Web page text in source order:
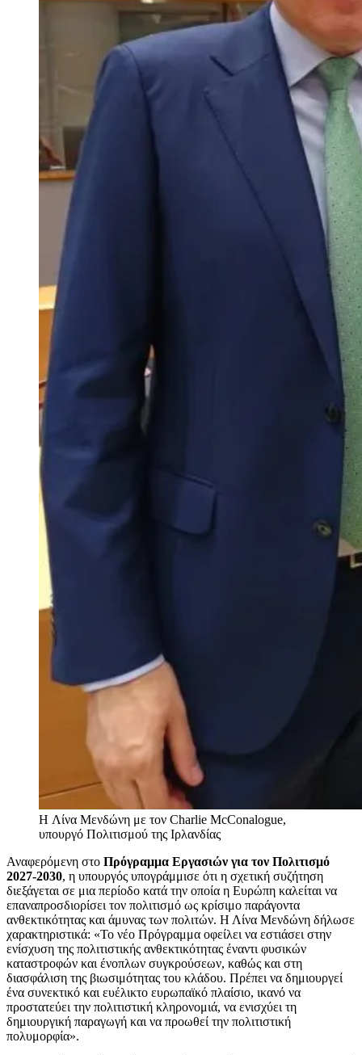
H Λίνα Μενδώνη με τον Charlie McConalogue,
υπουργό Πολιτισμού της Ιρλανδίας
Αναφερόμενη στο Πρόγραμμα Εργασιών για τον Πολιτισμό
2027-2030, η υπουργός υπογράμμισε ότι η σχετική συζήτηση
διεξάγεται σε μια περίοδο κατά την οποία η Ευρώπη καλείται να
επαναπροσδιορίσει τον πολιτισμό ως κρίσιμο παράγοντα
ανθεκτικότητας και άμυνας των πολιτών. Η Λίνα Μενδώνη δήλωσε
χαρακτηριστικά: «Το νέο Πρόγραμμα οφείλει να εστιάσει στην
ενίσχυση της πολιτιστικής ανθεκτικότητας έναντι φυσικών
καταστροφών και ένοπλων συγκρούσεων, καθώς και στη
διασφάλιση της βιωσιμότητας του κλάδου. Πρέπει να δημιουργεί
ένα συνεκτικό και ευέλικτο ευρωπαϊκό πλαίσιο, ικανό να
προστατεύει την πολιτιστική κληρονομιά, να ενισχύει τη
δημιουργική παραγωγή και να προωθεί την πολιτιστική
πολυμορφία».